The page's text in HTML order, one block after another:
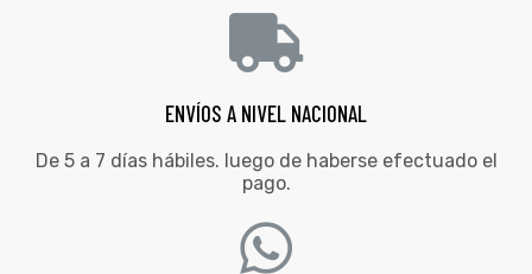
ENVÍOS A NIVEL NACIONAL
De 5 a 7 días hábiles. luego de haberse efectuado el
pago.